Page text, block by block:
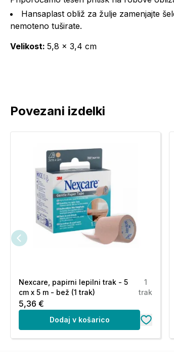
Hansaplast obliž za žulje zamenjajte
nemoteno tuširate.
Velikost: 5,8 x 3,4 cm
Povezani izdelki
Nexcare, papirni lepilni trak - 5
cm x 5 m - bež (1 trak)
1
trak
5,36 €
Dodaj v košarico